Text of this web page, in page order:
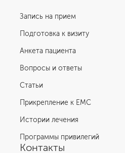
Запись на прием
Подготовка к визиту
Анкета пациента
Вопросы и ответы
Статьи
Прикрепление к EMC
Истории лечения
Программы привилегий
Контакты